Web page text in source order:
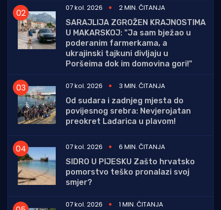
07 kol. 2026
2 MIN. ČITANJA
SARAJLIJA ZGROŽEN KRAJNOSTIMA
U MAKARSKOJ: "Ja sam bježao u
poderanim farmerkama, a
ukrajinski tajkuni divljaju u
Poršeima dok im domovina gori!"
07 kol. 2026
3 MIN. ČITANJA
Od sudara i zadnjeg mjesta do
povijesnog srebra: Nevjerojatan
preokret Lađarica u plavom!
07 kol. 2026
6 MIN. ČITANJA
SIDRO U PIJESKU Zašto hrvatsko
pomorstvo teško pronalazi svoj
smjer?
07 kol. 2026
1 MIN. ČITANJA